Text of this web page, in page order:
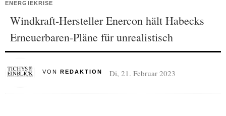
ENERGIEKRISE
Windkraft-Hersteller Enercon hält Habecks
Erneuerbaren-Pläne für unrealistisch
VON REDAKTION Di, 21. Februar 2023